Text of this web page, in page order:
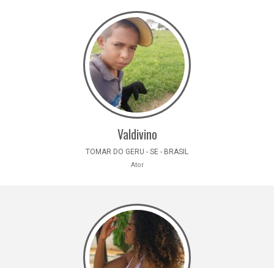
Valdivino
TOMAR DO GERU - SE - BRASIL
Ator